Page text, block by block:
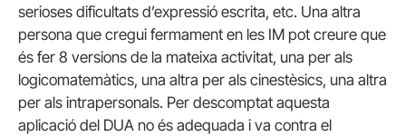
serioses dificultats d’expressió escrita, etc. Una altra
persona que cregui fermament en les IM pot creure que
és fer 8 versions de la mateixa activitat, una per als
logicomatemàtics, una altra per als cinestèsics, una altra
per als intrapersonals. Per descomptat aquesta
aplicació del DUA no és adequada i va contra el